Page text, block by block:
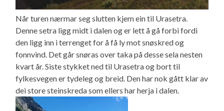
Når turen nærmar seg slutten kjem ein til Urasetra.
Denne setra ligg midt i dalen og er lett å gå forbi fordi
den ligg inn i terrenget for å få ly mot snøskred og
fonnvind. Det går snøras over taka på desse sela nesten
kvart år. Siste stykket ned til Urasetra og bort til
fylkesvegen er tydeleg og breid. Den har nok gått klar av
dei store steinskreda som ellers har herja i dalen.